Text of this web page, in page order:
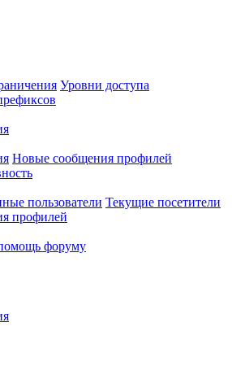
Уровни доступа
Новые сообщения профилей
пользователи Текущие посетители
профилей
форуму